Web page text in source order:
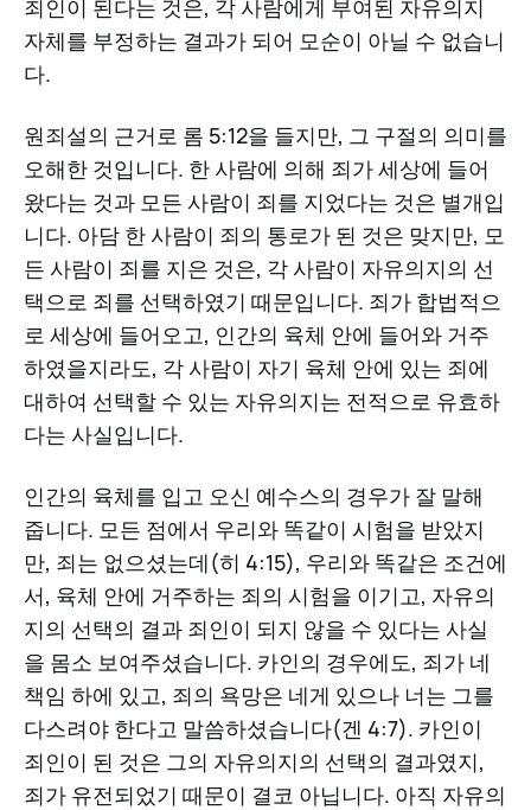
죄인이 된다는 것은, 각 사람에게 부여된 자유의지
자체를 부정하는 결과가 되어 모순이 아닐 수 없습니
다.
원죄설의 근거로 롬 5:12을 들지만, 그 구절의 의미를
오해한 것입니다. 한 사람에 의해 죄가 세상에 들어
왔다는 것과 모든 사람이 죄를 지었다는 것은 별개입
니다. 아담 한 사람이 죄의 통로가 된 것은 맞지만, 모
든 사람이 죄를 지은 것은, 각 사람이 자유의지의 선
택으로 죄를 선택하였기 때문입니다. 죄가 합법적으
로 세상에 들어오고, 인간의 육체 안에 들어와 거주
하였을지라도, 각 사람이 자기 육체 안에 있는 죄에
대하여 선택할 수 있는 자유의지는 전적으로 유효하
다는 사실입니다.
인간의 육체를 입고 오신 예수스의 경우가 잘 말해
줍니다. 모든 점에서 우리와 똑같이 시험을 받았지
만, 죄는 없으셨는데(히 4:15), 우리와 똑같은 조건에
서, 육체 안에 거주하는 죄의 시험을 이기고, 자유의
지의 선택의 결과 죄인이 되지 않을 수 있다는 사실
을 몸소 보여주셨습니다. 카인의 경우에도, 죄가 네
책임 하에 있고, 죄의 욕망은 네게 있으나 너는 그를
다스려야 한다고 말씀하셨습니다(겐 4:7). 카인이
죄인이 된 것은 그의 자유의지의 선택의 결과였지,
죄가 유전되었기 때문이 결코 아닙니다. 아직 자유의